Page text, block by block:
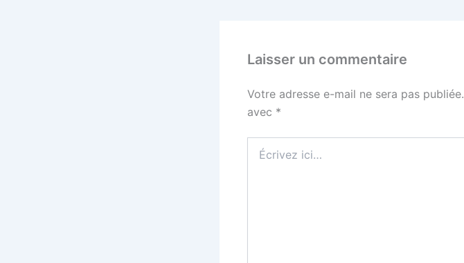
Laisser un commentaire
Votre adresse e-mail ne sera pas publiée.
avec *
ici…